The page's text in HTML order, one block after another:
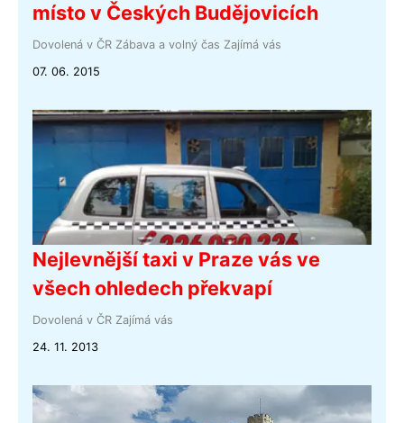
místo v Českých Budějovicích
Dovolená v ČR Zábava a volný čas Zajímá vás
07. 06. 2015
Nejlevnější taxi v Praze vás ve
všech ohledech překvapí
Dovolená v ČR Zajímá vás
24. 11. 2013